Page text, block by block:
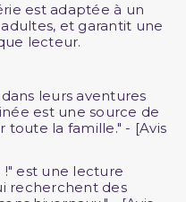
est adaptée à un
et garantit une
lecteur.
leurs aventures
est une source de
la famille." - [Avis
!" est une lecture
recherchent des